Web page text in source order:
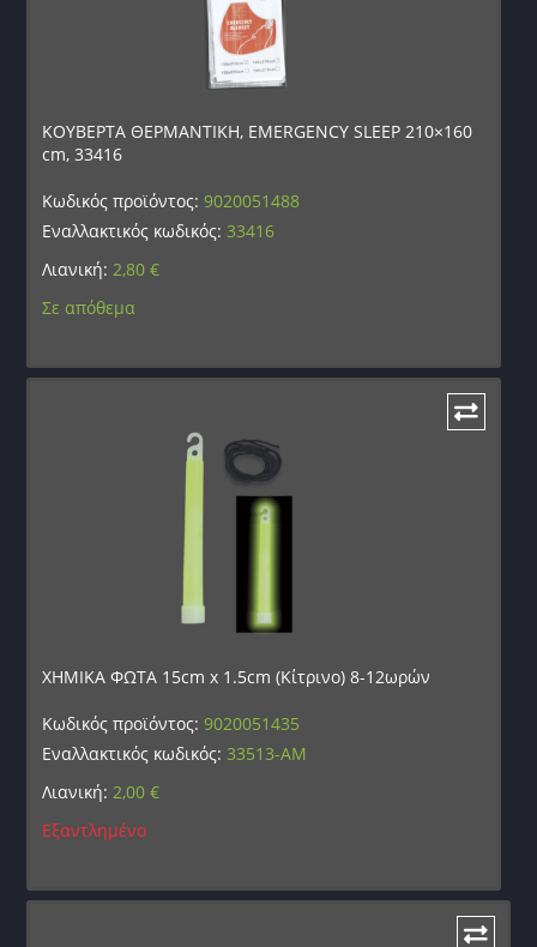
ΚΟΥΒΕΡΤΑ ΘΕΡΜΑΝΤΙΚΗ, EMERGENCY SLEEP 210×160
cm, 33416
Κωδικός προϊόντος:9020051488
Εναλλακτικός κωδικός: 33416
Λιανική:2,80€
Σε απόθεμα
ΧΗΜΙΚΑ ΦΩΤΑ 15cm x 1.5cm (Κίτρινο) 8-12ωρών
Κωδικός προϊόντος:9020051435
Εναλλακτικός κωδικός: 33513-AM
Λιανική:2,00€
Εξαντλημένο